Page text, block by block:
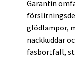
Garantin
glödlampor,
nackkuddar
fasbortfall,